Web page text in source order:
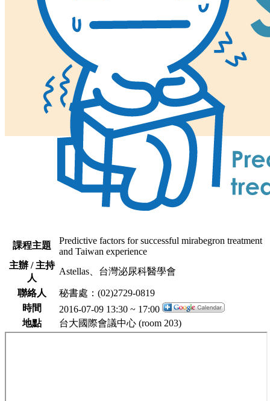
課程主題
Predictive factors for successful mirabegron treatment
and Taiwan experience
主辦 / 主持
人
Astellas、台灣泌尿科醫學會
聯絡人
秘書處：(02)2729-0819
時間
2016-07-09 13:30 ~ 17:00
地點
台大國際會議中心 (room 203)